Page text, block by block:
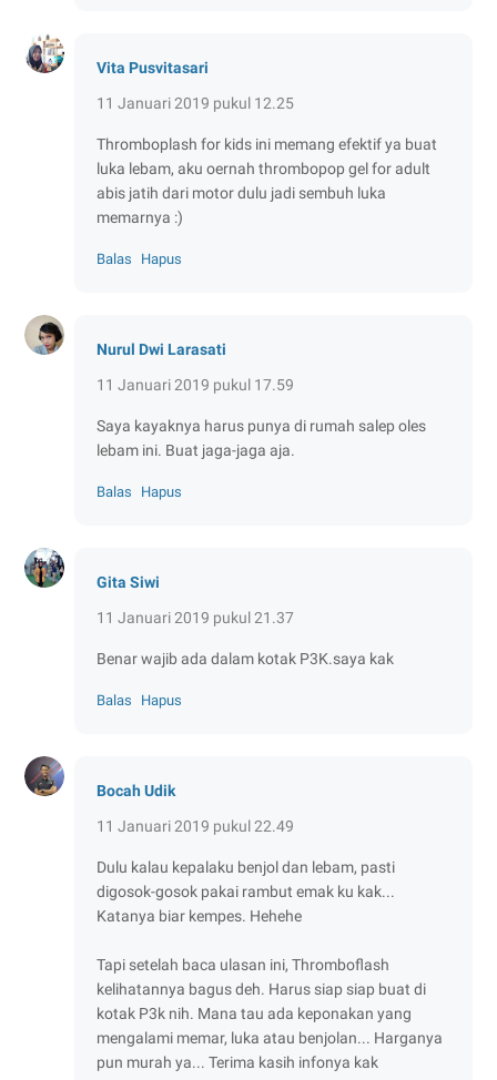
Vita Pusvitasari
11 Januari 2019 pukul 12.25
Thromboplash for kids ini memang efektif ya buat
luka lebam, aku oernah thrombopop gel for adult
abis jatih dari motor dulu jadi sembuh luka
memarnya :)
Balas Hapus
Nurul Dwi Larasati
11 Januari 2019 pukul 17.59
Saya kayaknya harus punya di rumah salep oles
lebam ini. Buat jaga-jaga aja.
Balas Hapus
Gita Siwi
11 Januari 2019 pukul 21.37
Benar wajib ada dalam kotak P3K.saya kak
Balas Hapus
Bocah Udik
11 Januari 2019 pukul 22.49
Dulu kalau kepalaku benjol dan lebam, pasti
digosok-gosok pakai rambut emak ku kak...
Katanya biar kempes. Hehehe
Tapi setelah baca ulasan ini, Thromboflash
kelihatannya bagus deh. Harus siap siap buat di
kotak P3k nih. Mana tau ada keponakan yang
mengalami memar, luka atau benjolan... Harganya
pun murah ya... Terima kasih infonya kak